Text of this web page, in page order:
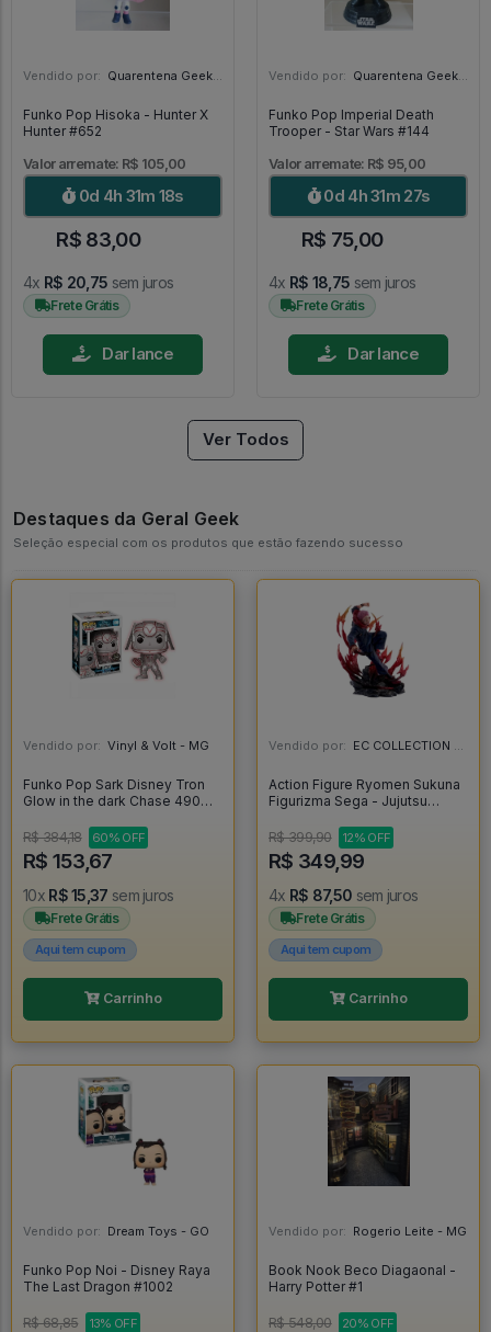
Vendido por: Quarentena Geek Store - SP
Funko Pop Hisoka - Hunter X
Hunter #652
Valor arremate: R$ 105,00
0d 4h 31m 16s
R$ 83,00
4x R$ 20,75 sem juros
Frete Grátis
Dar lance
Vendido por: Quarentena Geek Store - SP
Funko Pop Imperial Death
Trooper - Star Wars #144
Valor arremate: R$ 95,00
0d 4h 31m 25s
R$ 75,00
4x R$ 18,75 sem juros
Frete Grátis
Dar lance
Ver Todos
Destaques da Geral Geek
Seleção especial com os produtos que estão fazendo sucesso
Vendido por: Vinyl & Volt - MG
Funko Pop Sark Disney Tron
Glow in the dark Chase 490
#490
R$ 384,18 60% OFF
R$ 153,67
10x R$ 15,37 sem juros
Frete Grátis
Aqui tem cupom
Carrinho
Vendido por: EC COLLECTION - SP
Action Figure Ryomen Sukuna
Figurizma Sega - Jujutsu
R$ 399,90
12% OFF
R$ 349,99
4x R$ 87,50 sem juros
Frete Grátis
Aqui tem cupom
Carrinho
Vendido por: Dream Toys - GO
Funko Pop Noi - Disney Raya
The Last Dragon #1002
R$ 68,85 13% OFF
Vendido por: Rogerio Leite - MG
Book Nook Beco Diagaonal -
Harry Potter #1
R$ 548,00 20% OFF